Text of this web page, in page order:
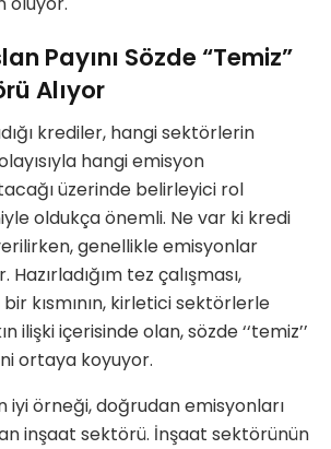
Payını Sözde “Temiz”
Alıyor
krediler, hangi sektörlerin
hangi emisyon
üzerinde belirleyici rol
oldukça önemli. Ne var ki kredi
genellikle emisyonlar
Hazırladığım tez çalışması,
kısmının, kirletici sektörlerle
ilişki içerisinde olan,sözde ‘‘temiz’’
ortaya koyuyor.
iyi örneği,doğrudan emisyonları
inşaat sektörü. İnşaat sektörünün